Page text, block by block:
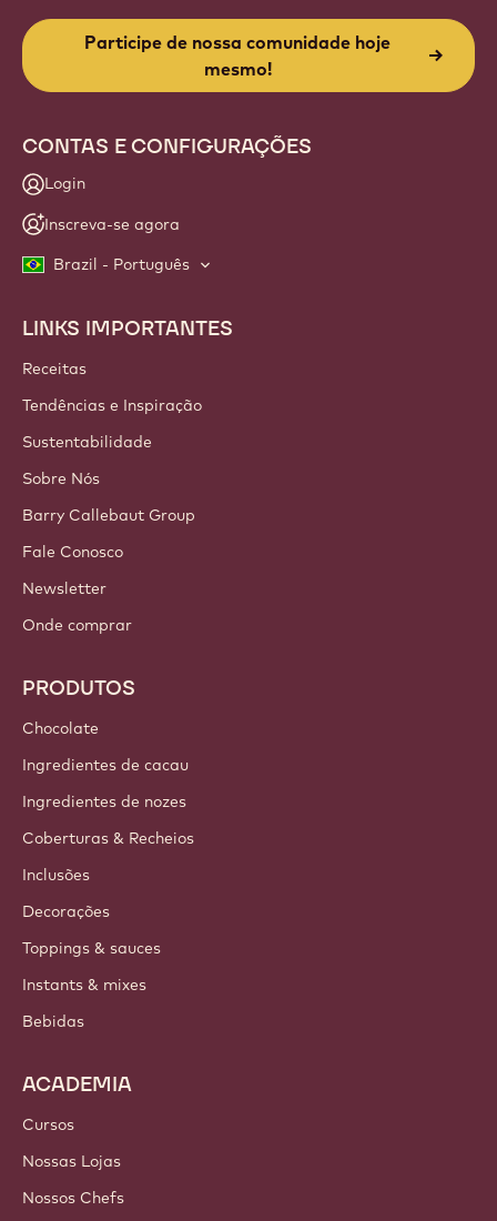
Participe de nossa comunidade hoje
mesmo!
CONTAS E CONFIGURAÇÕES
Login
Inscreva-se agora
Brazil - Português
Footer
Callebaut
LINKS IMPORTANTES
Receitas
Tendências e Inspiração
Sustentabilidade
Sobre Nós
Barry Callebaut Group
Fale Conosco
Newsletter
Onde comprar
PRODUTOS
Chocolate
Ingredientes de cacau
Ingredientes de nozes
Coberturas & Recheios
Inclusões
Decorações
Toppings & sauces
Instants & mixes
Bebidas
ACADEMIA
Cursos
Nossas Lojas
Nossos Chefs